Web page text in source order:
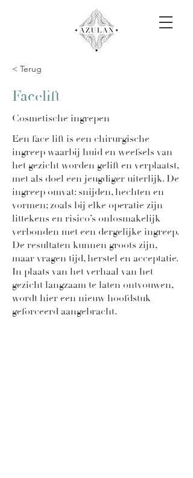
< Terug
Facelift
Cosmetische ingrepen
Een face lift is een chirurgische
ingreep waarbij huid en weefsels van
het gezicht worden gelift en verplaatst,
met als doel een jeugdiger uiterlijk. De
ingreep omvat: snijden, hechten en
vormen; zoals bij elke operatie zijn
littekens en risico’s onlosmakelijk
verbonden met een dergelijke ingreep.
De resultaten kunnen groots zijn,
maar vragen tijd, herstel en acceptatie.
In plaats van het verhaal van het
gezicht langzaam te laten ontvouwen,
wordt hier een nieuw hoofdstuk
geforceerd aangebracht.